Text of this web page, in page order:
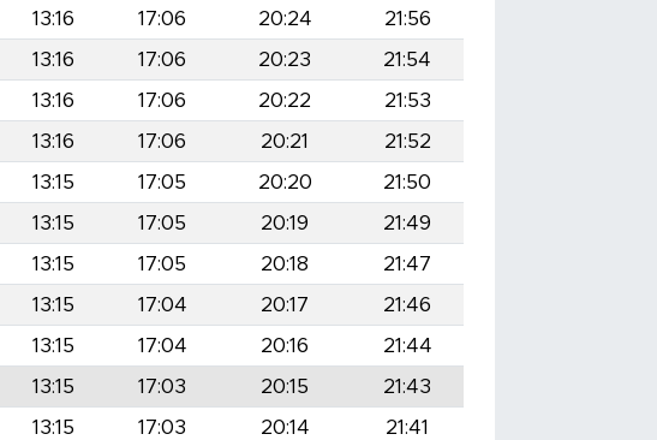
13:16 17:06 20:24
21:56
13:16 17:06 20:23
21:54
13:16 17:06 20:22
21:53
13:16 17:06 20:21
21:52
13:15 17:05 20:20
21:50
13:15 17:05 20:19
21:49
13:15 17:05 20:18
21:47
13:15 17:04 20:17
21:46
13:15 17:04 20:16
21:44
13:15 17:03 20:15
21:43
13:15 17:03 20:14
21:41